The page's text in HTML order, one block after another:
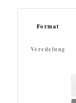
Format
Veredelung